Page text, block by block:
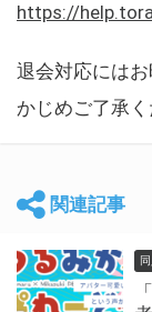
https://
退会対応には
かじめご了承く
関連記事